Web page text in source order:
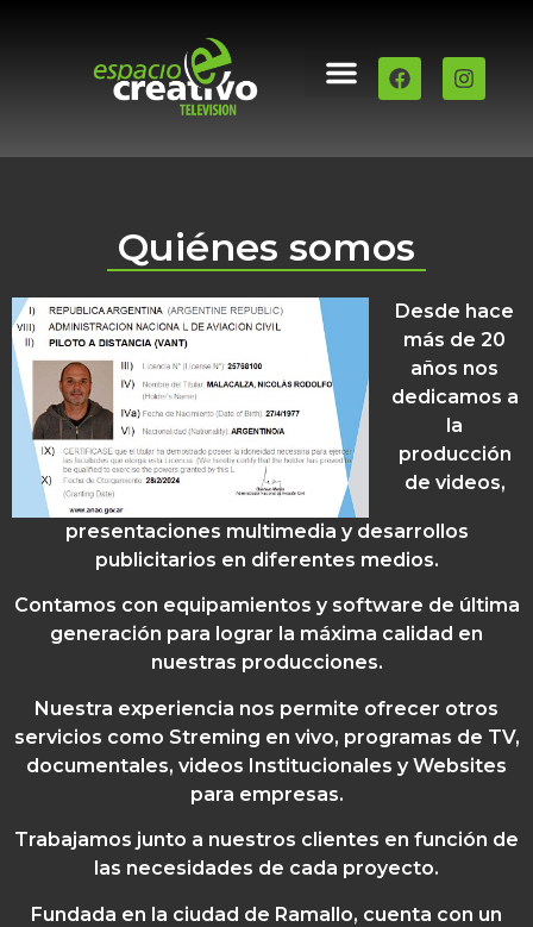
Quiénes somos
Desde hace
más de 20
años nos
dedicamos a
la
producción
de videos,
presentaciones multimedia y desarrollos
publicitarios en diferentes medios.
Contamos con equipamientos y software de última
generación para lograr la máxima calidad en
nuestras producciones.
Nuestra experiencia nos permite ofrecer otros
servicios como Streming en vivo, programas de TV,
documentales, videos Institucionales y Websites
para empresas.
Trabajamos junto a nuestros clientes en función de
las necesidades de cada proyecto.
Fundada en la ciudad de Ramallo, cuenta con un